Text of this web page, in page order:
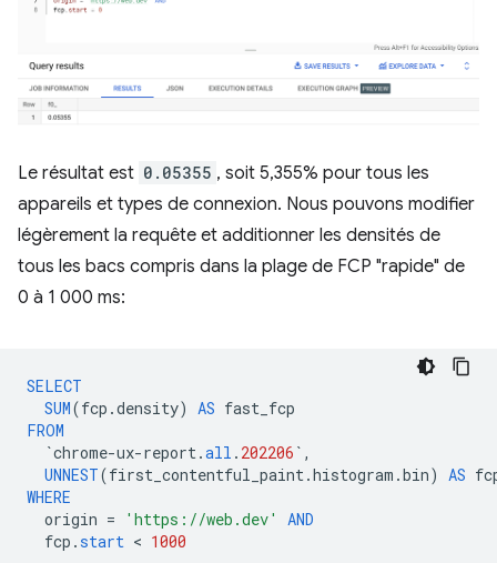
Le résultat est 0.05355 , soit 5,355% pour tous les
appareils et types de connexion. Nous pouvons modifier
légèrement la requête et additionner les densités de
tous les bacs compris dans la plage de FCP "rapide" de
0 à 1 000 ms:
SELECT
SUM(fcp .density) AS fast_fcp
FROM
`chrome-ux-report.all . 202206 ` ,
UNNEST(first_contentful_paint.histogram .bin) AS
WHERE
origin = 'https://web.dev'
AND
fcp .start < 1000